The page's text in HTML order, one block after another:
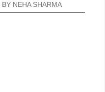
BY NEHA SHARMA